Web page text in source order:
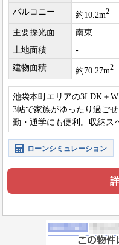
バルコニー
約10.2m2
主要採光面
南東
土地面積
-
建物面積
約70.27m2
池袋本町エリアの3LDK＋
3帖で家族がゆったり過ご
勤・通学にも便利。収納ス
快適にサポートします。
ローンシミュレーション